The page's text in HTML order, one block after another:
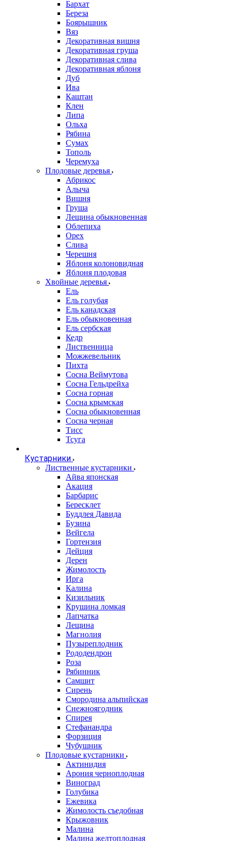
Бархат
Береза
Боярышник
Вяз
Декоративная вишня
Декоративная груша
Декоративная слива
Декоративная яблоня
Дуб
Ива
Каштан
Клен
Липа
Ольха
Рябина
Сумах
Тополь
Черемуха
Плодовые деревья
Абрикос
Алыча
Вишня
Груша
Лещина обыкновенная
Облепиха
Орех
Слива
Черешня
Яблоня колоновидная
Яблоня плодовая
Хвойные деревья
Ель
Ель голубая
Ель канадская
Ель обыкновенная
Ель сербская
Кедр
Лиственница
Можжевельник
Пихта
Сосна Веймутова
Сосна Гельдрейха
Сосна горная
Сосна крымская
Сосна обыкновенная
Сосна черная
Тисс
Тсуга
Кустарники
Лиственные кустарники
Айва японская
Акация
Барбарис
Бересклет
Буддлея Давида
Бузина
Вейгела
Гортензия
Дейция
Дерен
Жимолость
Ирга
Калина
Кизильник
Крушина ломкая
Лапчатка
Лещина
Магнолия
Пузыреплодник
Рододендрон
Роза
Рябинник
Самшит
Сирень
Смородина альпийская
Снежноягодник
Спирея
Стефанандра
Форзиция
Чубушник
Плодовые кустарники
Актинидия
Арония черноплодная
Виноград
Голубика
Ежевика
Жимолость съедобная
Крыжовник
Малина
Малина желтоплодная